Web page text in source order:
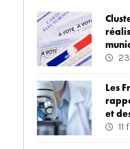
Les
et